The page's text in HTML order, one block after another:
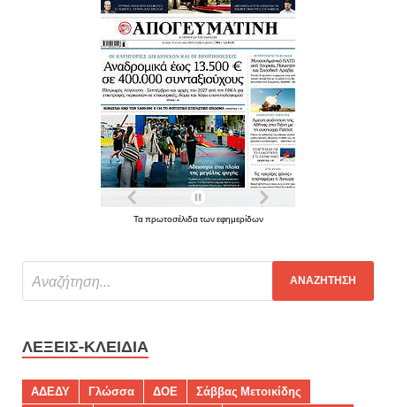
Τα πρωτοσέλιδα των εφημερίδων
ΛΈΞΕΙΣ-ΚΛΕΙΔΙΆ
ΑΔΕΔΥ Γλώσσα ΔΟΕ
Σάββας Μετοικίδης